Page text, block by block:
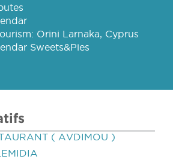
Orini Larnaka, Cyprus
Sweets&Pies
( AVDIMOU )